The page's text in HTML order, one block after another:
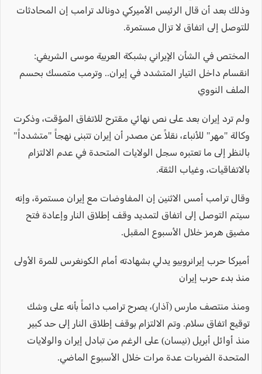
وذلك بعد أن قال الرئيس الأميركي دونالد ترامب إن المحادثات
للتوصل إلى اتفاق لا تزال مستمرة.
المختص في الشأن الإيراني بشبكة العربية موسى الشريفي:
انقسام داخل التيار المتشدد في إيران.. وترمب متمسك بحسم
الملف النووي
ولم ترد إيران بعد على نص نهائي مقترح للاتفاق المؤقت، وذكرت
وكالة "مهر" للأنباء، نقلاً عن مصدر أن إيران تتبنى نهجاً "متشدداً"
بالنظر إلى ما تعتبره سجل الولايات المتحدة في عدم الالتزام
بالاتفاقيات، وغياب الثقة.
وقال ترامب أمس الاثنين إن المفاوضات مع إيران مستمرة، وإنه
سيتم التوصل إلى اتفاق لتمديد وقف إطلاق النار وإعادة فتح
مضيق هرمز خلال الأسبوع المقبل.
أميركا حرب إيرانروبيو يدلي بشهادته أمام الكونغرس للمرة الأولى
منذ بدء حرب إيران
ومنذ منتصف مارس (آذار)، يصرح ترامب دائماً بأنه على وشك
توقيع اتفاق سلام. وتم الالتزام بوقف إطلاق النار إلى حد كبير
منذ أوائل أبريل (نيسان) على الرغم من تبادل إيران والولايات
المتحدة الضربات عدة مرات خلال الأسبوع الماضي.